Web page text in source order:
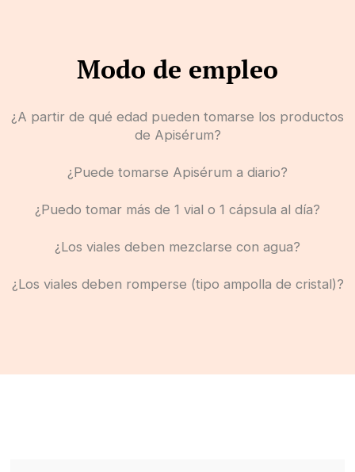
Modo de empleo
¿A partir de qué edad pueden tomarse los productos
de Apisérum?
¿Puede tomarse Apisérum a diario?
¿Puedo tomar más de 1 vial o 1 cápsula al día?
¿Los viales deben mezclarse con agua?
¿Los viales deben romperse (tipo ampolla de cristal)?